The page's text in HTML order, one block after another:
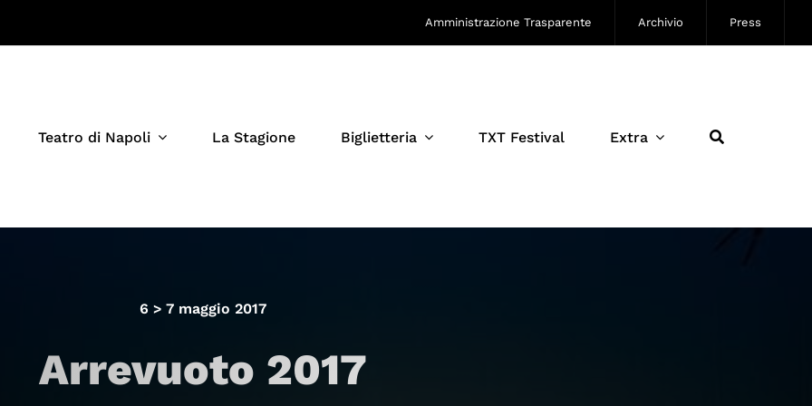
Amministrazione Trasparente Archivio Press
Teatro di Napoli La Stagione Biglietteria TXT Festival Extra
6 > 7 maggio 2017
Arrevuoto 2017